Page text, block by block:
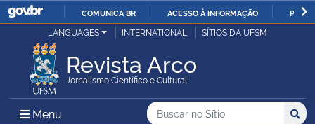
IR
O
COMUNICA BR ACESSO À INFORMAÇÃO
Ministério da Justiça e Segurança Pública
Ministério da Defesa
LANGUAGES INTERNATIONAL SÍTIOS DA UFSM
Revista Arco
Jornalismo Científico e Cultural
Menu Menu Principal do Sítio
Busca
Buscar no no Sítio
Busca: